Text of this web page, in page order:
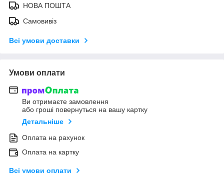
НОВА ПОШТА
Самовивіз
Всі умови доставки
Умови оплати
Ви отримаєте замовлення
або гроші повернуться на вашу картку
Детальніше
Оплата на рахунок
Оплата на картку
Всі умови оплати